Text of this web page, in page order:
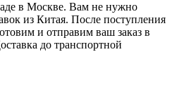
в Москве. Вам не нужно
из Китая. После поступления
и отправим ваш заказ в
до транспортной